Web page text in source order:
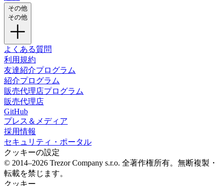
その他
その他
よくある質問
利用規約
友達紹介プログラム
紹介プログラム
販売代理店プログラム
販売代理店
GitHub
プレス＆メディア
採用情報
セキュリティ・ポータル
クッキーの設定
© 2014–2026 Trezor Company s.r.o. 全著作権所有。無断複製・
転載を禁じます。
クッキー